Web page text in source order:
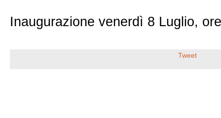
Inaugurazione venerdì 8 Luglio,
Tweet